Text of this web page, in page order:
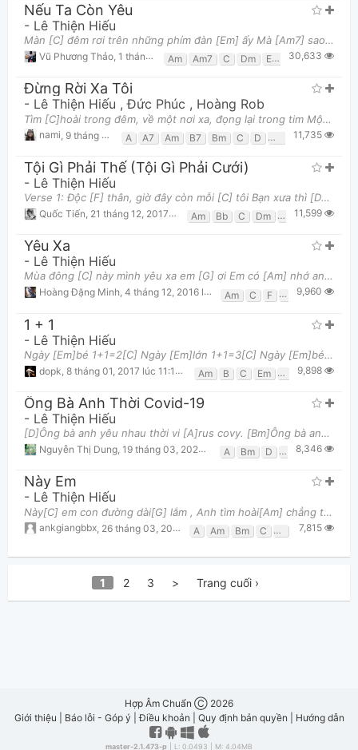
Nếu Ta Còn Yêu
- Lê Thiện Hiếu
Màn [C] đêm rơi trên những phím đàn [Em] ấy Mà [Am7] sao tim anh vẫn không ngừng [G] nhớ đến em Ng
Vũ Phương Thảo 1 tháng 12, 2016 lúc 02:05am Am Am7 C Dm Em Em7 F
30,633
Đừng Rời Xa Tôi
- Lê Thiện Hiếu ,Đức Phúc , Hoàng Rob
Tìm [C]hoài trong đêm, về một nơi xa, đọng lại trong tim Một chút vấn [F]vương nồng nàn. Nhẹ [Dm]
nami 9 tháng 12, 2016 lúc 11:32am A A7 Am B7 Bm C D Dm Em7 F
11,735
Tội Gì Phải Thế (Tội Gì Phải Cưới)
- Lê Thiện Hiếu
Verse 1: Độc [F] thân, giờ đây còn mỗi [C] tôi Bạn xưa thì [Dm] đã cưới xin cả rồi Họp [Bb] lớ
Quốc Tiến 21 tháng 12, 2017 lúc 04:24pm Am Bb C Dm F Gm
11,599
Yêu Xa
- Lê Thiện Hiếu
Mùa đông [C] này mình yêu xa em [G] ơi Em có [Am] nhớ anh nhớ chơi vơi[F] Mùa đông [C] này mình yê
Hoàng Đặng Minh, 4 tháng 12, 2016 lúc 02:20pm Am C F G 9,960
1 + 1
- Lê Thiện Hiếu
Ngày [Em]bé 1+1=2[C] Ngày [Em]lớn 1+1=3[C] Ngày [Em]bé ngã đau khóc vỡ òa[C] Ngày [Em]lớn ngã đau
dopk 8 tháng 01, 2017 lúc 11:18pm Am B C Em G 9,898
Ông Bà Anh Thời Covid-19
- Lê Thiện Hiếu
[D]Ông bà anh yêu nhau thời vi [A]rus covy. [Bm]Ông bà anh yêu nhau thời co [G]vid-19 [D]Ông th
Nguyễn Thị Dung 19 tháng 03, 2020 lúc 10:13pm A Bm D G 8,346
Này Em
- Lê Thiện Hiếu
Này[C] em con đường dài[G] lắm , Anh tìm hoài[Am] chẳng thấy đâu một [F]người như em Này [C]em ng
ankgiangbbx 26 tháng 03, 2017 lúc 09:06pm A Am Bm C D F G
7,815
1 2 3 > Trang cuối ›
Hợp Âm Chuẩn Ⓒ 2026
Giới thiệu
Báo lỗi - Góp ý |Điều khoản Quy định bản quyền Hướng dẫn
master-2.1.473-p | L: 0.0493 | M: 4.04MB